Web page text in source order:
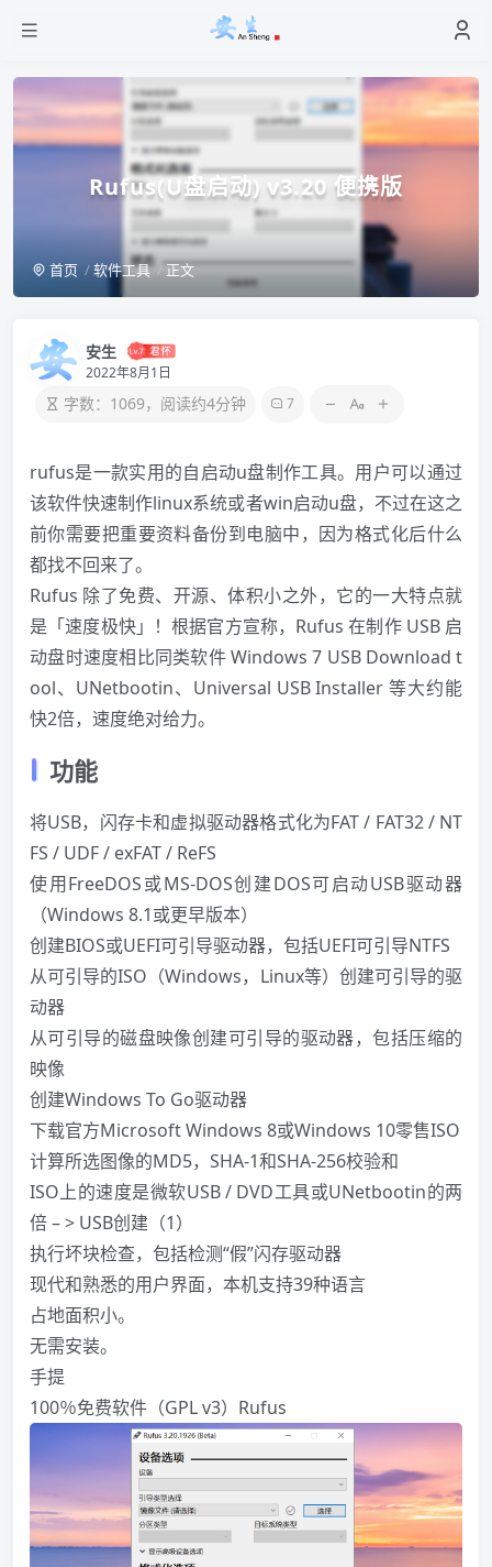
Rufus(U盘启动) v3.20 便携版
首页 软件工具 正文
安生
2022年8月1日
字数：1069，阅读约4分钟 7
rufus是一款实用的自启动u盘制作工具。用户可以通过
该软件快速制作linux系统或者win启动u盘，不过在这之
前你需要把重要资料备份到电脑中，因为格式化后什么
都找不回来了。
Rufus 除了免费、开源、体积小之外，它的一大特点就
是「速度极快」！根据官方宣称，Rufus 在制作 USB 启
动盘时速度相比同类软件Windows 7 USB Download t
ool、UNetbootin、Universal USB Installer 等大约能
快2倍，速度绝对给力。
功能
将USB，闪存卡和虚拟驱动器格式化为FAT / FAT32 / NT
FS / UDF / exFAT / ReFS
使用FreeDOS或MS-DOS创建DOS可启动USB驱动器
（Windows 8.1或更早版本）
创建BIOS或UEFI可引导驱动器，包括UEFI可引导NTFS
从可引导的ISO（Windows，Linux等）创建可引导的驱
动器
从可引导的磁盘映像创建可引导的驱动器，包括压缩的
映像
创建Windows To Go驱动器
下载官方MicrosoftWindows 8或Windows 10零售ISO
计算所选图像的MD5，SHA-1和SHA-256校验和
ISO上的速度是微软USB / DVD工具或UNetbootin的两
倍 – > USB创建（1）
执行坏块检查，包括检测“假”闪存驱动器
现代和熟悉的用户界面，本机支持39种语言
占地面积小。
无需安装。
手提
100％免费软件（GPL v3） Rufus